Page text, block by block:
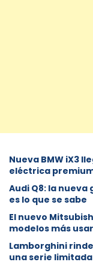
Nueva BMW iX3
eléctrica
Audi Q8: la
es lo que se sabe
⁠El nuevo
modelos más
Lamborghini
una serie